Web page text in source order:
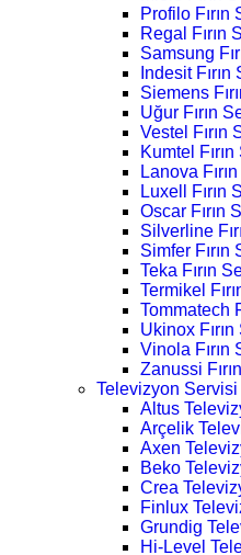
Profilo Fırın
Regal Fırın
Samsung
Indesit Fırın
Siemens
Uğur Fırın
Vestel Fırın
Kumtel
Lanova
Luxell Fırın
Oscar Fırın
Silverline
Simfer Fırın
Teka Fırın
Termikel
Tommatech
Ukinox
Vinola Fırın
Zanussi
Televizyon Servisi
Altus
Arçelik
Axen
Beko
Crea
Finlux
Grundig
Hi-Level